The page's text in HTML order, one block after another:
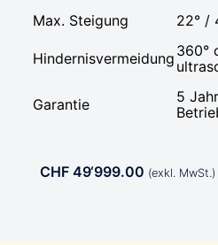
Max. Steigung
22° /
Hindernisvermeidung 360°
Garantie
5
CHF 49‘999.00 (exkl. MwSt.)